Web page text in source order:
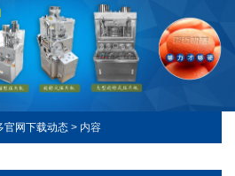
官网下载动态 > 内容